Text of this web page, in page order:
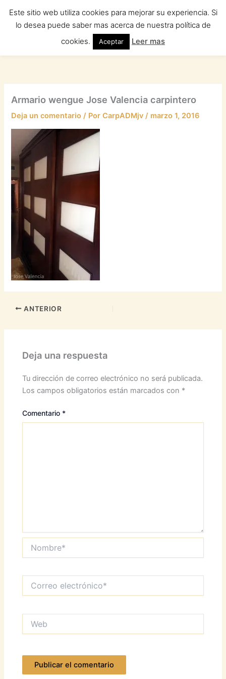
contenido
Armario wengue Jose Valencia carpintero
Deja un comentario / PorCarpADMjv/ marzo 1, 2016
ANTERIOR
Deja una respuesta
Tu dirección de correo electrónico no será publicada.
Los campos obligatorios están marcados con *
Comentario *
electrónico*
Este sitio web utiliza cookies para mejorar su experiencia. Si
lo desea puede saber mas acerca de nuestra política de
cookies.
Aceptar Leer mas